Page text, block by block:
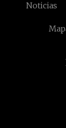
Noticias